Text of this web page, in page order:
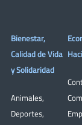
Bienestar,
Calidad de Vida
y Solidaridad
Animales,
Deportes,